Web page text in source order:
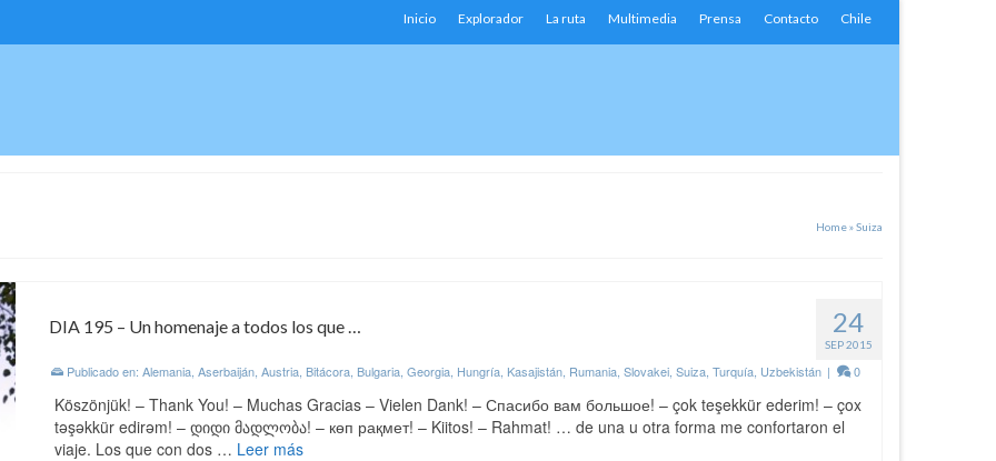
Inicio Explorador La ruta Multimedia Prensa Contacto Chile
Home»Suiza
24
SEP 2015
DIA 195 – Un homenaje a todos los que …
Publicado en:Alemania ,Aserbaiján ,Austria Bitácora Bulgaria ,Georgia Hungría Kasajistán Rumania ,Slovakei ,Suiza ,Turquía Uzbekistán | 0
Köszönjük! – Thank You! – Muchas Gracias – Vielen Dank! – Спасибо вам большое! – çok teşekkür ederim! – çox
təşəkkür edirəm! – დიდი მადლობა! – көп рақмет! – Kiitos! – Rahmat! … de una u otra forma me confortaron el
viaje. Los que con dos … Leer más